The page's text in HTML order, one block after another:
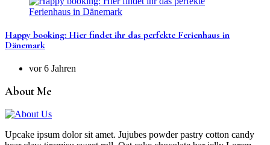
Happy booking: Hier findet ihr das perfekte Ferienhaus in
Dänemark
vor 6 Jahren
About Me
Upcake ipsum dolor sit amet. Jujubes powder pastry cotton candy